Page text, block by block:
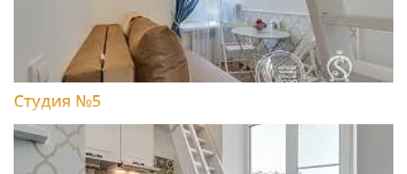
Студия №5